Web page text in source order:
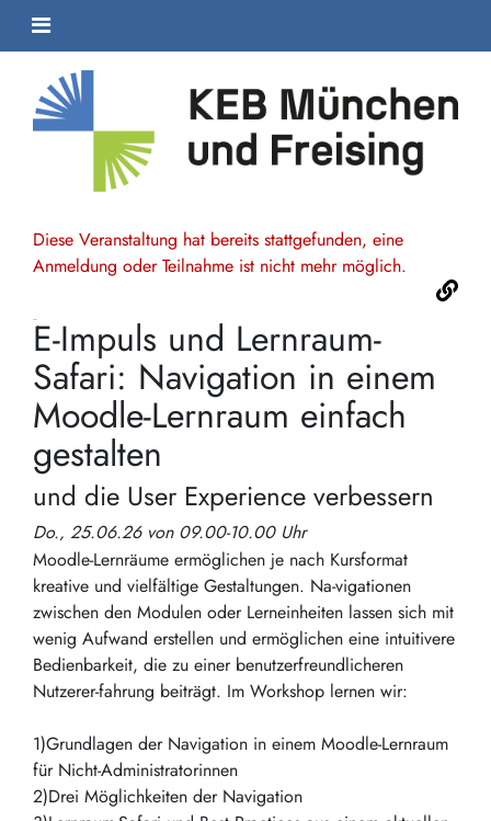
Diese Veranstaltung hat bereits stattgefunden, eine
Anmeldung oder Teilnahme ist nicht mehr möglich.
E-Impuls und Lernraum-
Safari: Navigation in einem
Moodle-Lernraum einfach
gestalten
und die User Experience verbessern
Do., 25.06.26 von 09.00-10.00 Uhr
Moodle-Lernräume ermöglichen je nach Kursformat
kreative und vielfältige Gestaltungen. Na-vigationen
zwischen den Modulen oder Lerneinheiten lassen sich mit
wenig Aufwand erstellen und ermöglichen eine intuitivere
Bedienbarkeit, die zu einer benutzerfreundlicheren
Nutzerer-fahrung beiträgt. Im Workshop lernen wir:
1)Grundlagen der Navigation in einem Moodle-Lernraum
für Nicht-Administratorinnen
2)Drei Möglichkeiten der Navigation